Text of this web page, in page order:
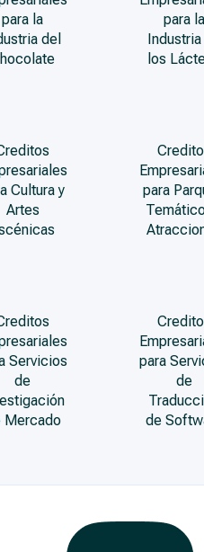
para la
del
para la
los
Cultura y
Artes
para
Servicios
de
Mercado
para
de
de